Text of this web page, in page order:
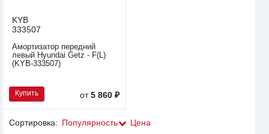
KYB
333507
Амортизатор передний
левый Hyundai Getz - F(L)
(KYB-333507)
Купить от5 860 ₽
Сортировка: Популярность Цена